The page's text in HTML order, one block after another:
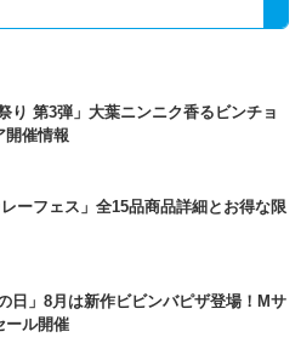
り 第3弾」大葉ニンニク香るビンチョ
開催情報
ーフェス」全15品商品詳細とお得な限
日」8月は新作ビビンバピザ登場！Mサ
ール開催